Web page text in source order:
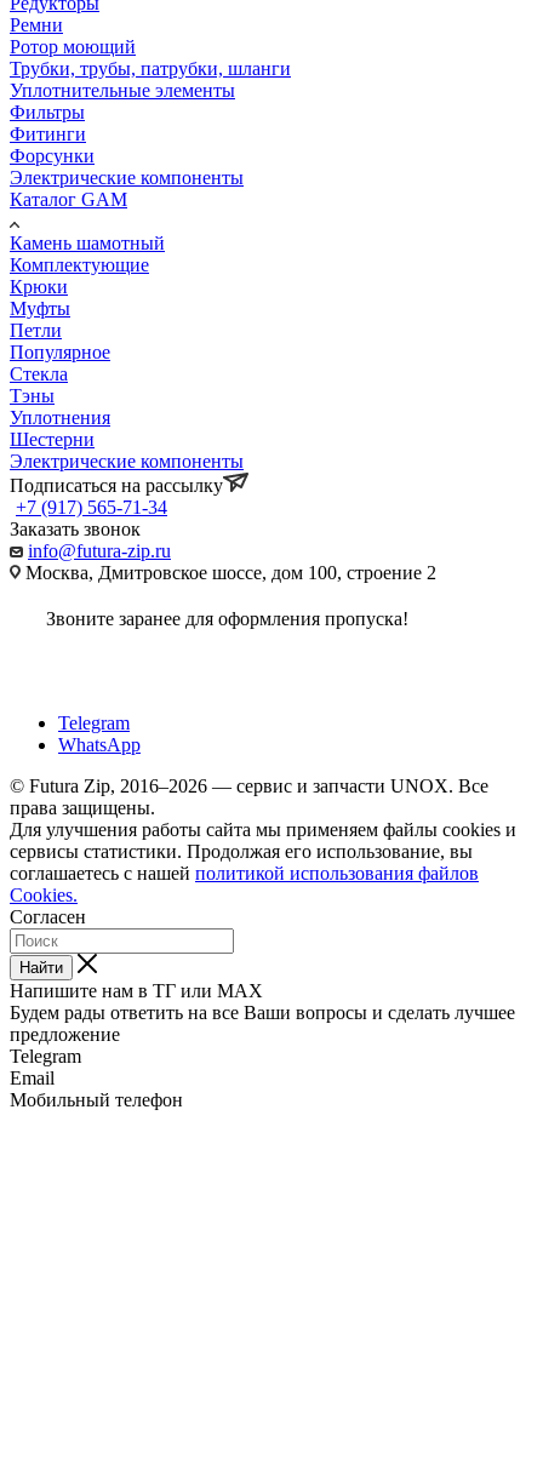
Ремни
Ротор моющий
Трубки, трубы, патрубки, шланги
Уплотнительные элементы
Фильтры
Фитинги
Форсунки
Электрические компоненты
Каталог GAM
Камень шамотный
Комплектующие
Крюки
Муфты
Петли
Популярное
Стекла
Тэны
Уплотнения
Шестерни
Электрические компоненты
Подписаться на рассылку
+7 (917) 565-71-34
Заказать звонок
info@futura-zip.ru
Москва, Дмитровское шоссе, дом 100, строение 2
Звоните заранее для оформления пропуска!
Telegram
WhatsApp
© Futura Zip, 2016–2026 — сервис и запчасти UNOX. Все
права защищены.
Для улучшения работы сайта мы применяем файлы cookies и
сервисы статистики. Продолжая его использование, вы
соглашаетесь с нашей политикой использования файлов
Cookies.
Согласен
Найти
Напишите нам в ТГ или MAX
Будем рады ответить на все Ваши вопросы и сделать лучшее
предложение
Telegram
Email
Мобильный телефон